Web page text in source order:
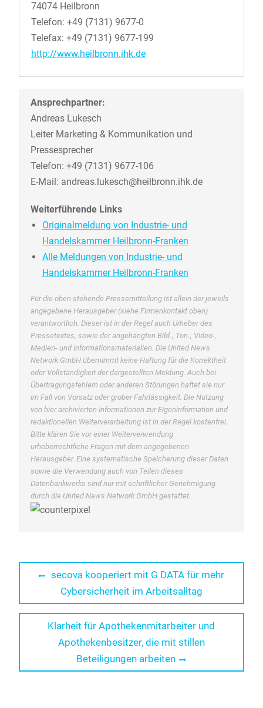
74074 Heilbronn
Telefon: +49 (7131) 9677-0
Telefax: +49 (7131) 9677-199
http://www.heilbronn.ihk.de
Ansprechpartner:
Andreas Lukesch
Leiter Marketing & Kommunikation und
Pressesprecher
Telefon: +49 (7131) 9677-106
E-Mail: andreas.lukesch@heilbronn.ihk.de
Weiterführende Links
Originalmeldung von Industrie- und
Handelskammer Heilbronn-Franken
Alle Meldungen von Industrie- und
Handelskammer Heilbronn-Franken
Für die oben stehende Pressemitteilung ist allein der jeweils
angegebene Herausgeber (siehe Firmenkontakt oben)
verantwortlich. Dieser ist in der Regel auch Urheber des
Pressetextes, sowie der angehängten Bild-, Ton-, Video-,
Medien- und Informationsmaterialien. Die United News
Network GmbH übernimmt keine Haftung für die Korrektheit
oder Vollständigkeit der dargestellten Meldung. Auch bei
Übertragungsfehlern oder anderen Störungen haftet sie nur
im Fall von Vorsatz oder grober Fahrlässigkeit. Die Nutzung
von hier archivierten Informationen zur Eigeninformation und
redaktionellen Weiterverarbeitung ist in der Regel kostenfrei.
Bitte klären Sie vor einer Weiterverwendung
urheberrechtliche Fragen mit dem angegebenen
Herausgeber. Eine systematische Speicherung dieser Daten
sowie die Verwendung auch von Teilen dieses
Datenbankwerks sind nur mit schriftlicher Genehmigung
durch die United News Network GmbH gestattet.
Beitragsnavigation
Previous
post:
secova kooperiert mit G DATA für mehr
Cybersicherheit im Arbeitsalltag
Next
post:
Klarheit für Apothekenmitarbeiter und
Apothekenbesitzer, die mit stillen
Beteiligungen arbeiten